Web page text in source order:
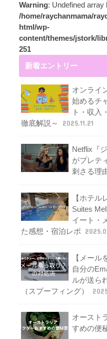
Warning: Undefined
/home/raychanmama/
html/wp-
content/themes/jstork/
251
新着エントリー
オンライ
始めるチ
ト・収入
徹底解説～
2025.11.21
Netflix『
がプレテ
刺さる理
【ホテル
Suites
イート・
た感想・宿泊レポ
【メール
自分の
ルが送ら
（スプーフィング）
オースト
すめの便